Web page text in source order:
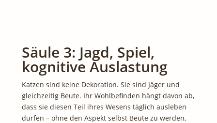
Säule 3: Jagd, Spiel,
kognitive Auslastung
Katzen sind keine Dekoration. Sie sind Jäger und
gleichzeitig Beute. Ihr Wohlbefinden hängt davon ab,
dass sie diesen Teil ihres Wesens täglich ausleben
dürfen – ohne den Aspekt selbst Beute zu werden,